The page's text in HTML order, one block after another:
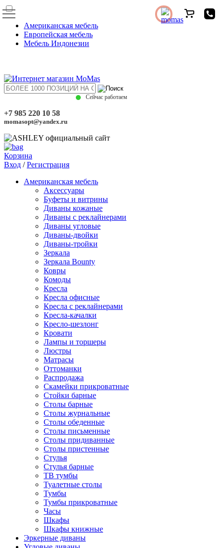
Американская мебель
Европейская мебель
Мебель Индонезии
Сейчас работаем
+7 985 220 10 58
momasopt@yandex.ru
Корзина
Вход /Регистрация
Американская мебель
Аксессуары
Буфеты и витрины
Диваны кожаные
Диваны с реклайнерами
Диваны угловые
Диваны-двойки
Диваны-тройки
Зеркала
Зеркала Bounty
Ковры
Комоды
Кресла
Кресла офисные
Кресла с реклайнерами
Кресла-качалки
Кресло-шезлонг
Кровати
Лампы и торшеры
Люстры
Матрасы
Оттоманки
Распродажа
Скамейки прикроватные
Стойки барные
Столы барные
Столы журнальные
Столы обеденные
Столы письменные
Столы придиванные
Столы пристенные
Стулья
Стулья барные
ТВ тумбы
Туалетные столы
Тумбы
Тумбы прикроватные
Часы
Шкафы
Шкафы книжные
Эркерные диваны